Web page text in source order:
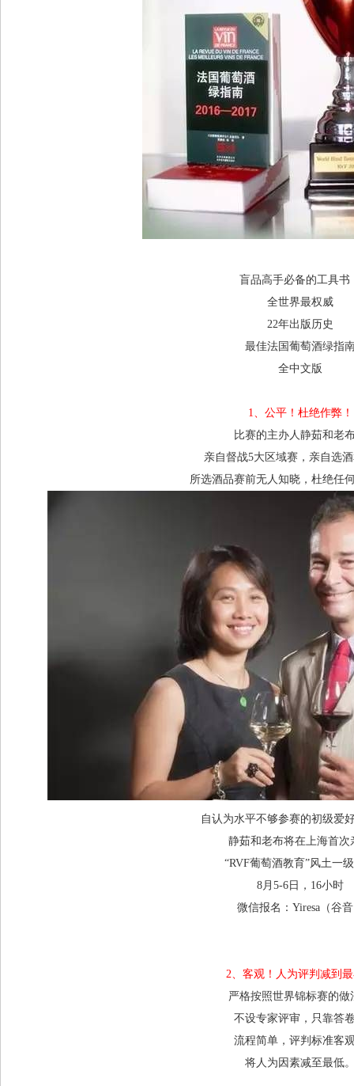
盲品高手必备的工具书
全世界最权威
22年出版历史
最佳法国葡萄酒绿指
全中文版
1、公平！杜绝作弊
比赛的主办人静茹和老
亲自督战5大区域赛，亲自选
所选酒品赛前无人知晓，杜绝任
自认为水平不够参赛的初级爱
静茹和老布将在上海首次
“RVF葡萄酒教育”风土一
8月5-6日，16小时
微信报名：Yiresa（谷
2、客观！人为评判减到
严格按照世界锦标赛的做
不设专家评审，只靠答
流程简单，评判标准客
将人为因素减至最低